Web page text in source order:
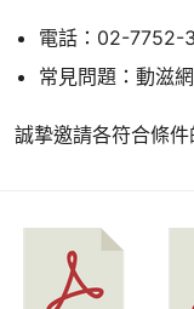
電話：02-7752-
常見問題：動滋
誠摯邀請各符合條